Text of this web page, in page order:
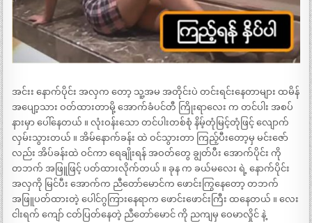
အင်းး နောက်ပိုင်း အလှက တော့ သူ့အမ အတိုင်းပဲ တင်းရင်းနေတာများ ထမိန်
အပျော့သား ဝတ်ထားတာမို့ အောက်ခံပင်တီ ကြိုးရာလေး က တင်ပါး အစပ်
နားမှာ ပေါ်နေတယ် ။ လုံးဝန်းသော တင်ပါးတစ်စုံ နိမ့်တုံမြင့်တုံဖြင့် လျောက်
လှမ်းသွားတယ် ။ အိမ်နောက်ခန်း ထဲ ဝင်သွားတာ ကြည့်ပီးတော့မှ မင်းဇော်
လည်း အိပ်ခန်းထဲ ဝင်ကာ ရေချိုးရန် အဝတ်တွေ ချွတ်ပီး အောက်ပိုင်း ကို
တဘက် အဖြူဖြင့် ပတ်ထားလိုက်တယ် ။ ခုန က ခယ်မလေး ရဲ့ နောက်ပိုင်း
အလှကို မြင်ပီး အောက်က ညီတော်မောင်က ဖောင်းကြွနေတော့ တဘက်
အဖြူပတ်ထားတဲ့ ပေါင်ဂွကြားနေရာက ဖောင်းဖောင်းကြီး ထနေတယ် ။ လေး
ငါးရက် ကျော် ငတ်ပြတ်နေတဲ့ ညီတော်မောင် ကို ညကျမှ ဝေမာလှိုင် နဲ့